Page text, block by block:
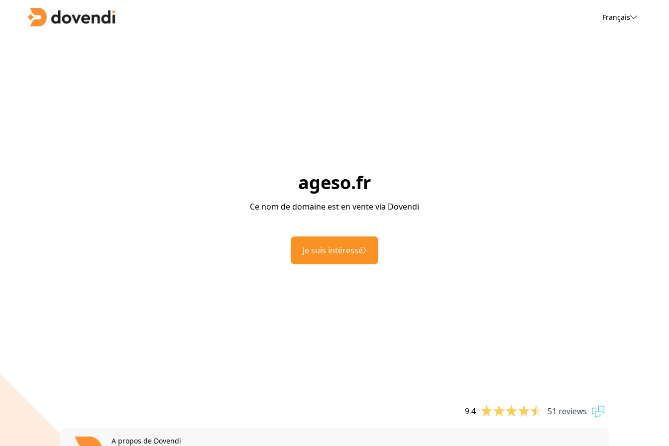
Français
ageso.fr
Ce nom de domaine est en vente via Dovendi
Je suis intéressé
9.4 51 reviews
A propos de Dovendi